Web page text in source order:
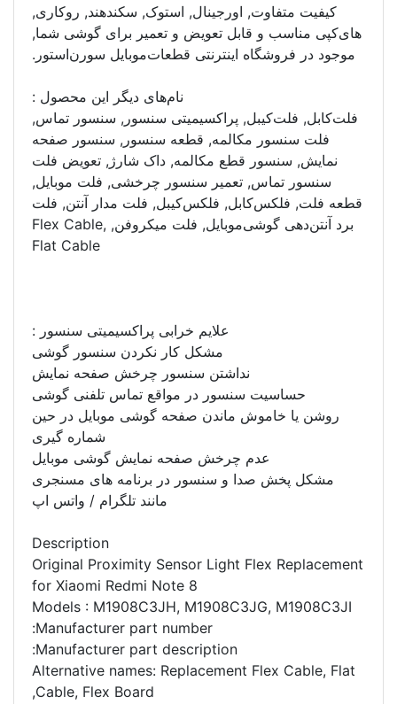
کیفیت متفاوت, اورجینال, استوک, سکند‌هند, روکاری,
های‌کپی مناسب و قابل تعویض و تعمیر برای گوشی شما,
موجود در فروشگاه اینترنتی قطعات‌موبایل سورن‌استور.
نام‌های دیگر این محصول :
فلت‌کابل, فلت‌کیبل, پراکسیمیتی سنسور, سنسور تماس,
فلت سنسور مکالمه, قطعه سنسور, سنسور صفحه
نمایش, سنسور قطع مکالمه, داک شارژ, تعویض فلت
سنسور تماس, تعمیر سنسور چرخشی, فلت موبایل,
قطعه فلت, فلکس‌کابل, فلکس‌کیبل, فلت مدار آنتن, فلت
برد آنتن‌دهی گوشی‌موبایل, فلت میکروفن, Flex Cable,
Flat Cable
علایم خرابی پراکسیمیتی سنسور :
مشکل کار نکردن سنسور گوشی
نداشتن سنسور چرخش صفحه نمایش
حساسیت سنسور در مواقع تماس تلفنی گوشی
روشن یا خاموش ماندن صفحه گوشی موبایل در حین
شماره گیری
عدم چرخش صفحه نمایش گوشی موبایل
مشکل پخش صدا و سنسور در برنامه های مسنجری
مانند تلگرام / واتس اپ
Description
Original Proximity Sensor Light Flex Replacement
for Xiaomi Redmi Note 8
Models : M1908C3JH, M1908C3JG, M1908C3JI
Manufacturer part number:
Manufacturer part description:
Alternative names: Replacement Flex Cable, Flat
Cable, Flex Board,